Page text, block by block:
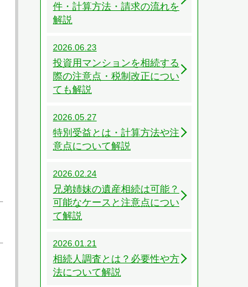
件・計算方法・請求の流れを
解説
2026.06.23
投資用マンションを相続する
際の注意点・税制改正につい
ても解説
2026.05.27
特別受益とは・計算方法や注
意点について解説
2026.02.24
兄弟姉妹の遺産相続は可能？
可能なケースと注意点につい
て解説
2026.01.21
相続人調査とは？必要性や方
法について解説